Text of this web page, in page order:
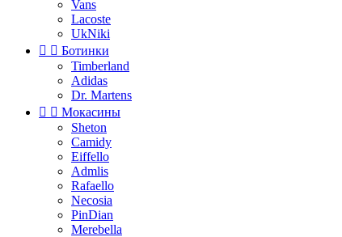
Vans
Lacoste
UkNiki
  Ботинки
Timberland
Adidas
Dr. Martens
  Мокасины
Sheton
Camidy
Eiffello
Admlis
Rafaello
Necosia
PinDian
Merebella